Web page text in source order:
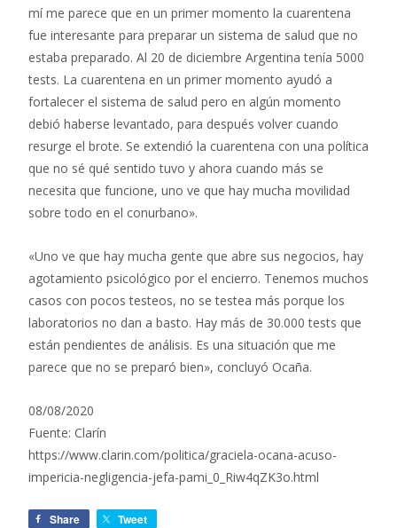
mí me parece que en un primer momento la cuarentena
fue interesante para preparar un sistema de salud que no
estaba preparado. Al 20 de diciembre Argentina tenía 5000
tests. La cuarentena en un primer momento ayudó a
fortalecer el sistema de salud pero en algún momento
debió haberse levantado, para después volver cuando
resurge el brote. Se extendió la cuarentena con una política
que no sé qué sentido tuvo y ahora cuando más se
necesita que funcione, uno ve que hay mucha movilidad
sobre todo en el conurbano».
«Uno ve que hay mucha gente que abre sus negocios, hay
agotamiento psicológico por el encierro. Tenemos muchos
casos con pocos testeos, no se testea más porque los
laboratorios no dan a basto. Hay más de 30.000 tests que
están pendientes de análisis. Es una situación que me
parece que no se preparó bien», concluyó Ocaña.
08/08/2020
Fuente: Clarín
https://www.clarin.com/politica/graciela-ocana-acuso-
impericia-negligencia-jefa-pami_0_Riw4qZK3o.html
Share Tweet